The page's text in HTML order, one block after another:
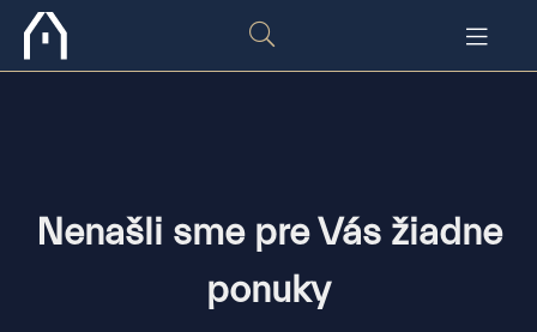
Nenašli sme pre Vás žiadne
ponuky